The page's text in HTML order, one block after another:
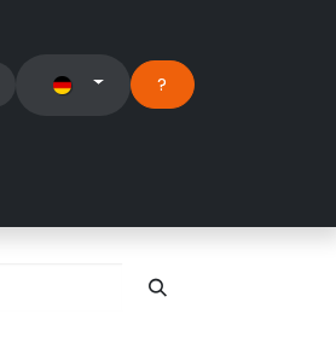
?​